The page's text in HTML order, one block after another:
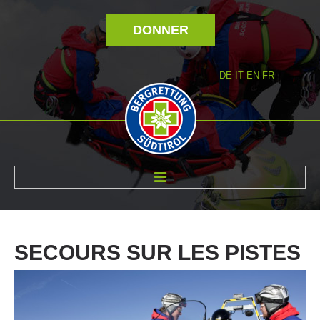
DONNER
DE IT EN FR
SECOURS SUR LES PISTES